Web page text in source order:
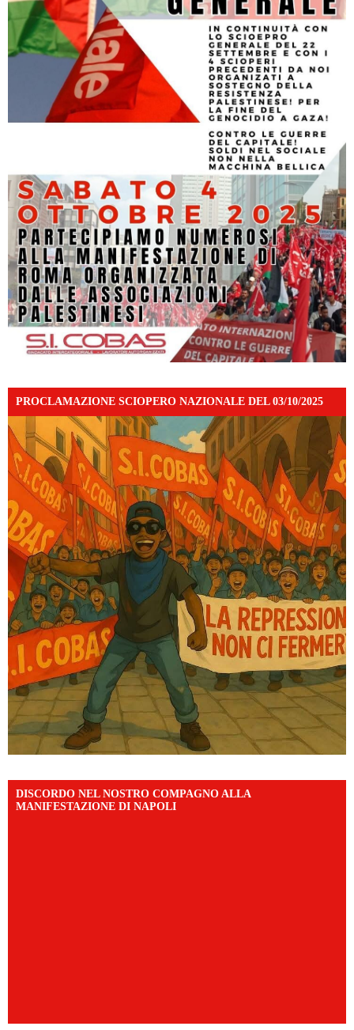
PROCLAMAZIONE SCIOPERO NAZIONALE DEL 03/10/2025
DISCORDO NEL NOSTRO COMPAGNO ALLA
MANIFESTAZIONE DI NAPOLI